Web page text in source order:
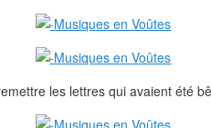
les lettres qui avaient été